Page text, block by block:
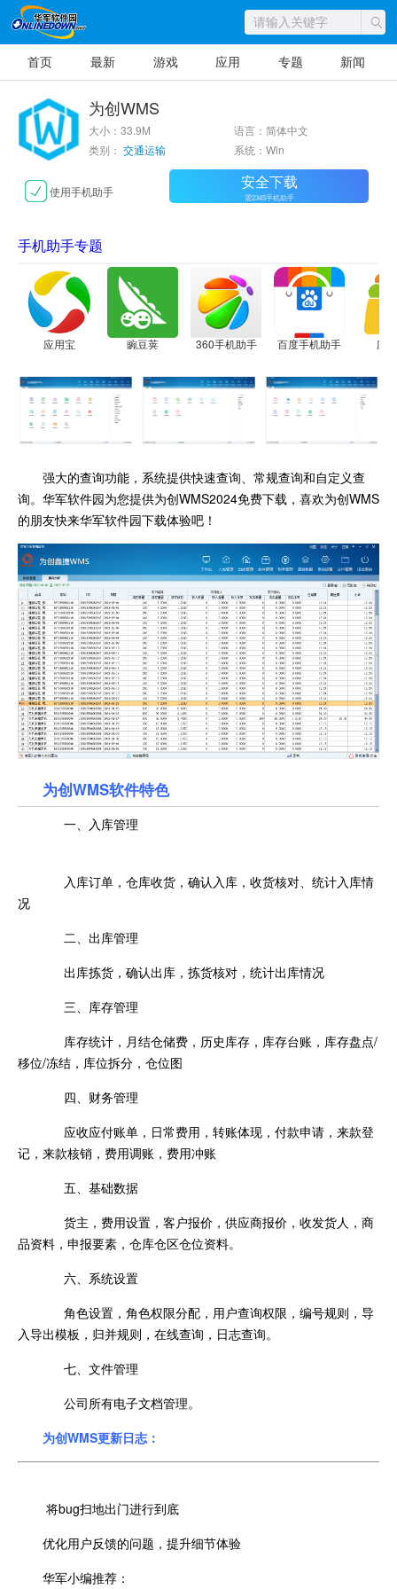
首页 最新 游戏 应用 专题 新闻
为创WMS
大小：33.9M
语言：简体中文
类别： 交通运输 系统：Win
使用手机助手 安全下载
需2345手机助手
手机助手专题
应用宝 豌豆荚 360手机助手 百度手机助手 应
强大的查询功能，系统提供快速查询、常规查询和自定义查
询。华军软件园为您提供为创WMS2024免费下载，喜欢为创WMS
的朋友快来华军软件园下载体验吧！
为创WMS软件特色
一、入库管理
入库订单，仓库收货，确认入库，收货核对、统计入库情
况
二、出库管理
出库拣货，确认出库，拣货核对，统计出库情况
三、库存管理
库存统计，月结仓储费，历史库存，库存台账，库存盘点/
移位/冻结，库位拆分，仓位图
四、财务管理
应收应付账单，日常费用，转账体现，付款申请，来款登
记，来款核销，费用调账，费用冲账
五、基础数据
货主，费用设置，客户报价，供应商报价，收发货人，商
品资料，申报要素，仓库仓区仓位资料。
六、系统设置
角色设置，角色权限分配，用户查询权限，编号规则，导
入导出模板，归并规则，在线查询，日志查询。
七、文件管理
公司所有电子文档管理。
为创WMS更新日志：
将bug扫地出门进行到底
优化用户反馈的问题，提升细节体验
华军小编推荐：